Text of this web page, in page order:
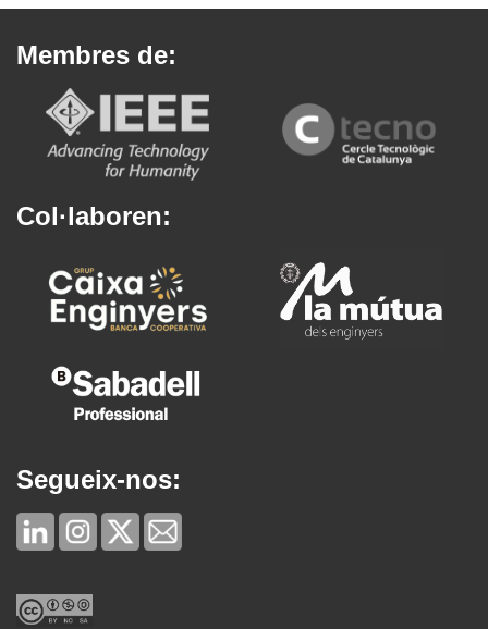
Membres de:
Col·laboren:
Segueix-nos: